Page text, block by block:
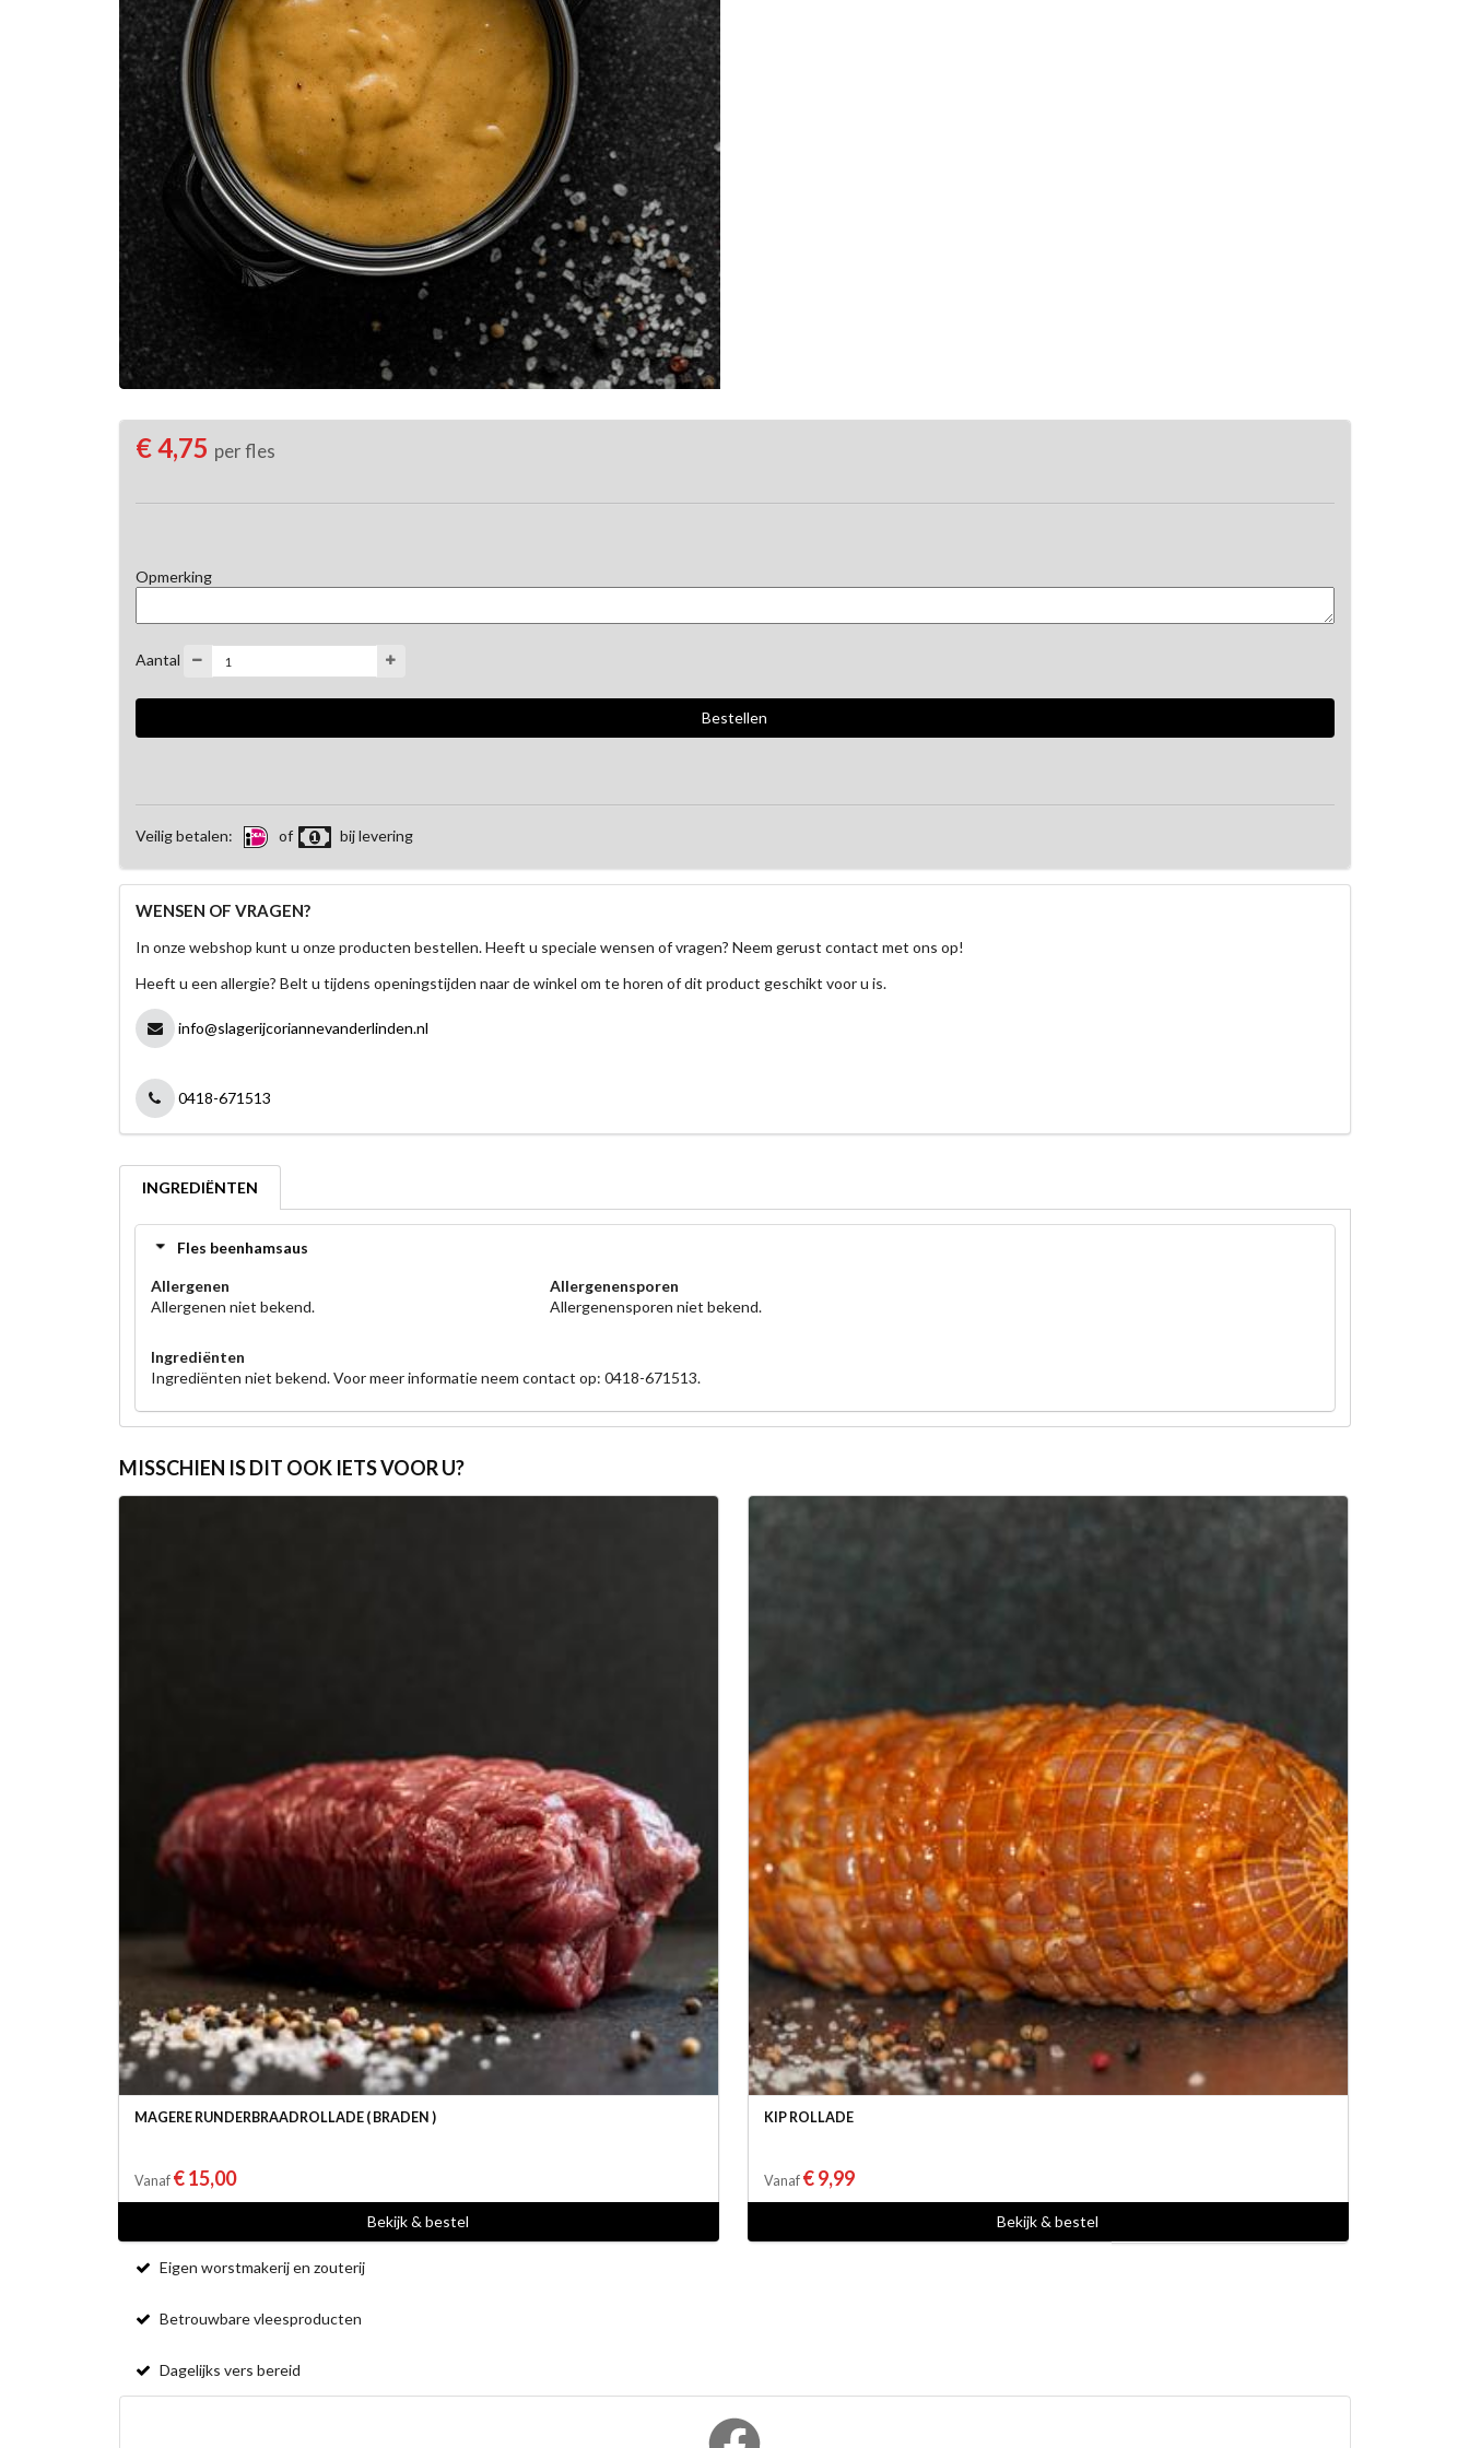
€ 4,75 per fles
Opmerking
Aantal
Veilig betalen: of bij levering
WENSEN OF VRAGEN?
In onze webshop kunt u onze producten bestellen. Heeft u speciale wensen of vragen? Neem gerust contact met ons op!
Heeft u een allergie? Belt u tijdens openingstijden naar de winkel om te horen of dit product geschikt voor u is.
info@slagerijcoriannevanderlinden.nl
0418-671513
INGREDIËNTEN
Fles beenhamsaus
Allergenen
Allergenen niet bekend.
Allergenensporen
Allergenensporen niet bekend.
Ingrediënten
Ingrediënten niet bekend. Voor meer informatie neem contact op: 0418-671513.
MISSCHIEN IS DIT OOK IETS VOOR U?
MAGERE RUNDERBRAADROLLADE ( BRADEN )
Vanaf € 15,00
Bekijk & bestel
KIP ROLLADE
Vanaf € 9,99
Bekijk & bestel
Eigen worstmakerij en zouterij
Betrouwbare vleesproducten
Dagelijks vers bereid